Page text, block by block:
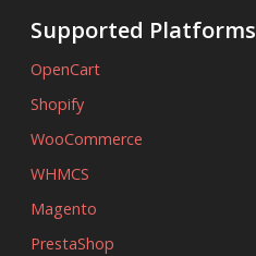
Supported Platforms
OpenCart
Shopify
WooCommerce
WHMCS
Magento
PrestaShop